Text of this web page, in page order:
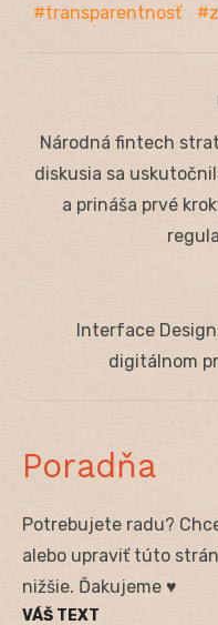
transparentnosť
Navigácia
v
článku
Previous
post:
Národná fintech
diskusia sa
a prináša prvé
Interface
digitálnom
Poradňa
Potrebujete radu?
alebo upraviť túto
nižšie. Ďakujeme ♥
VÁŠ TEXT